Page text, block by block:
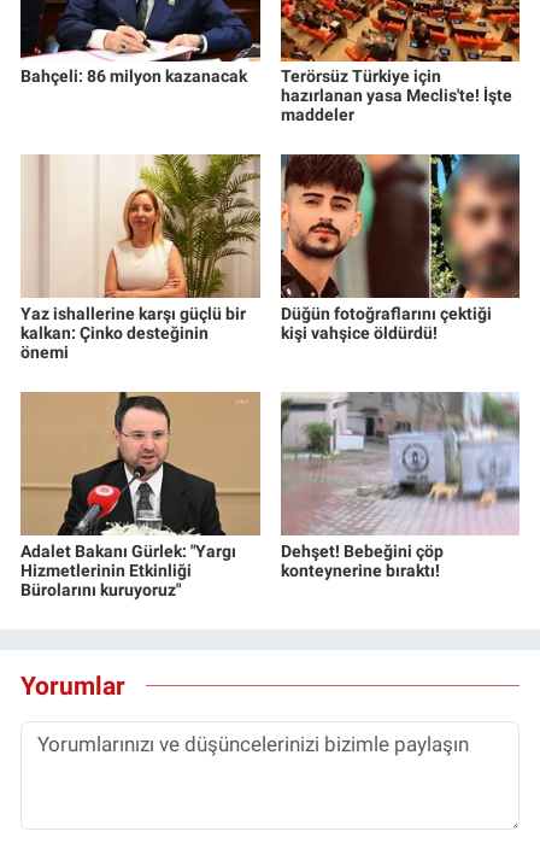
Bahçeli: 86 milyon kazanacak
Terörsüz Türkiye için
hazırlanan yasa Meclis'te! İşte
maddeler
Yaz ishallerine karşı güçlü bir
kalkan: Çinko desteğinin
önemi
Düğün fotoğraflarını çektiği
kişi vahşice öldürdü!
Adalet Bakanı Gürlek: "Yargı
Hizmetlerinin Etkinliği
Bürolarını kuruyoruz"
Dehşet! Bebeğini çöp
konteynerine bıraktı!
Yorumlar